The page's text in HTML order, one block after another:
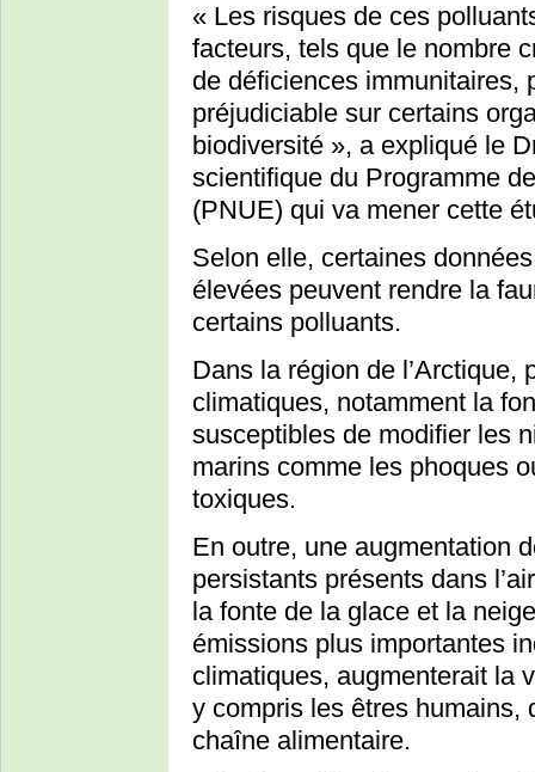
« Les risques de ces
facteurs, tels que le nombre
de déficiences immunitaires,
préjudiciable sur certains
biodiversité », a expliqué le
scientifique du Programme
(PNUE) qui va mener cette
Selon elle, certaines
élevées peuvent rendre la
certains polluants.
Dans la région de l’Arctique,
climatiques, notamment la
susceptibles de modifier les
marins comme les phoques
toxiques.
En outre, une augmentation
persistants présents dans
la fonte de la glace et la
émissions plus importantes
climatiques, augmenterait la
y compris les êtres humains,
chaîne alimentaire.